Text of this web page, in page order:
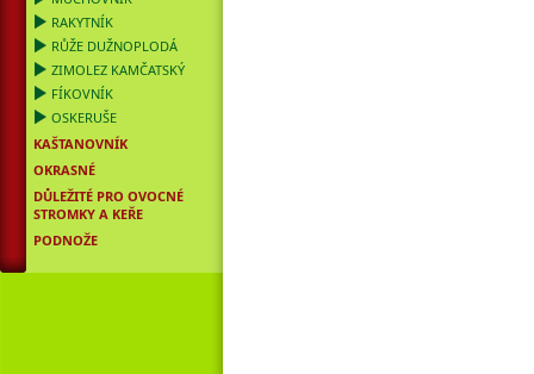
RAKYTNÍK
RŮŽE DUŽNOPLODÁ
ZIMOLEZ KAMČATSKÝ
FÍKOVNÍK
OSKERUŠE
KAŠTANOVNÍK
OKRASNÉ
DŮLEŽITÉ PRO OVOCNÉ
STROMKY A KEŘE
PODNOŽE